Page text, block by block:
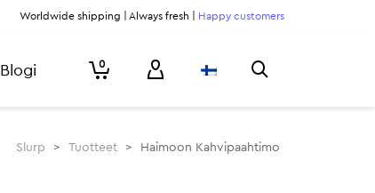
Worldwide shipping | Always fresh | Happy customers
Blogi 0
Slurp > Tuotteet > Haimoon Kahvipaahtimo